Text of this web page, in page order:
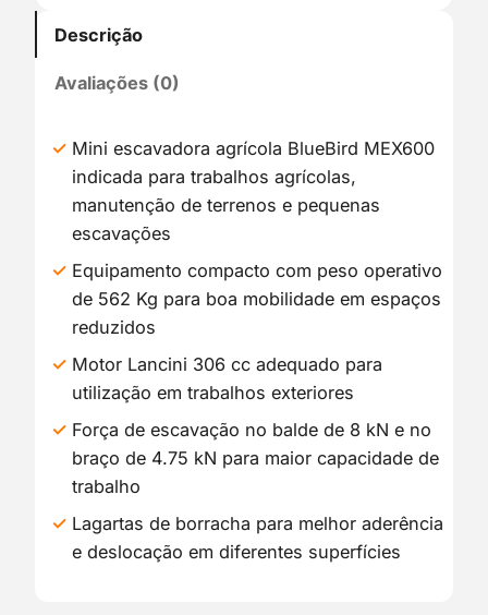
Descrição
Avaliações (0)
Mini escavadora agrícola BlueBird MEX600
indicada para trabalhos agrícolas,
manutenção de terrenos e pequenas
escavações
Equipamento compacto com peso operativo
de 562 Kg para boa mobilidade em espaços
reduzidos
Motor Lancini 306 cc adequado para
utilização em trabalhos exteriores
Força de escavação no balde de 8 kN e no
braço de 4.75 kN para maior capacidade de
trabalho
Lagartas de borracha para melhor aderência
e deslocação em diferentes superfícies